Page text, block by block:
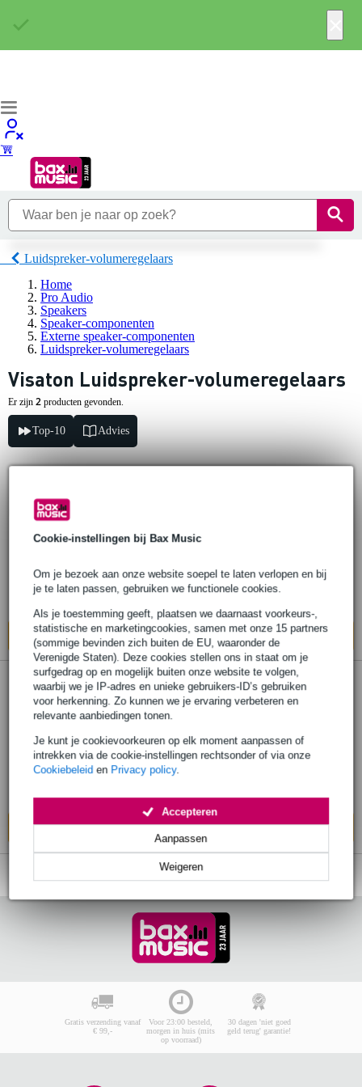
Cookie-instellingen bij Bax Music
Om je bezoek aan onze website soepel te laten verlopen en bij
je te laten passen, gebruiken we functionele cookies.
Als je toestemming geeft, plaatsen we daarnaast voorkeurs-,
statistische en marketingcookies, samen met onze 15 partners
(sommige bevinden zich buiten de EU, waaronder de
Verenigde Staten). Deze cookies stellen ons in staat om je
surfgedrag op en mogelijk buiten onze website te volgen,
waarbij we je IP-adres en unieke gebruikers-ID’s gebruiken
voor herkenning. Zo kunnen we je ervaring verbeteren en
relevante aanbiedingen tonen.
Je kunt je cookievoorkeuren op elk moment aanpassen of
intrekken via de cookie-instellingen rechtsonder of via onze
Cookiebeleid en Privacy policy.
Weigeren
Aanpassen
Accepteren
Luidspreker-volumeregelaars
Home
Pro Audio
Speakers
Speaker-componenten
Externe speaker-componenten
Luidspreker-volumeregelaars
Visaton Luidspreker-volumeregelaars
Er zijn 2 producten gevonden.
Top-10 Advies
Bestel nu en ontvang binnen circa 6
In mijn winkelwagen
Visaton LC 57 luidspreker-
volumeregelaar
€ 19,90
Bestel nu en ontvang binnen circa 6
In mijn winkelwagen
Gratis verzending vanaf
€ 99,-
Voor 23:00 besteld,
morgen in huis (mits
op voorraad)
30 dagen 'niet goed
geld terug' garantie!